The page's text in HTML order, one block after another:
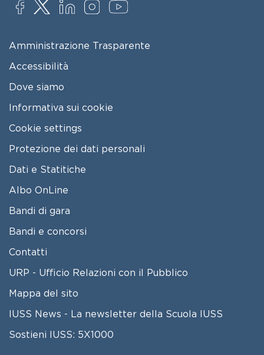
SOCIAL
FOOTER MENU
Amministrazione Trasparente
Accessibilità
Dove siamo
Informativa sui cookie
Cookie settings
Protezione dei dati personali
Dati e Statitiche
FOOTER 2
Albo OnLine
Bandi di gara
Bandi e concorsi
Contatti
URP - Ufficio Relazioni con il Pubblico
Mappa del sito
IUSS News - La newsletter della Scuola IUSS
Sostieni IUSS: 5X1000